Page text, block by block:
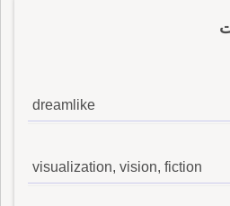
dreamlike
visualization, vision, fiction